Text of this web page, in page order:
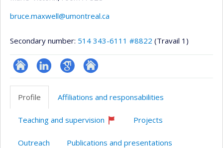
bruce.maxwell@umontreal.ca
Secondary number: 514 343-6111 #8822 (Travail 1)
ResearchGate
LinkedInGoogleAutre
Profile Affiliations and responsabilities
Teaching and supervision
recruiting
Projects
Outreach Publications and presentations